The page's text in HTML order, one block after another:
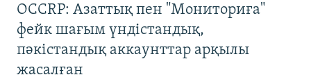
OCCRP: Азаттық пен "Мониториға"
фейк шағым үндістандық,
пәкістандық аккаунттар арқылы
жасалған